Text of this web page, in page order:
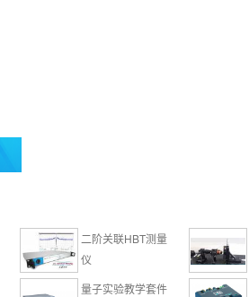
二阶关联HBT测量
仪
量子实验教学套件